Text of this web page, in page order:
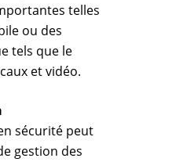
telles
ou des
tels que le
et vidéo.
sécurité peut
gestion des